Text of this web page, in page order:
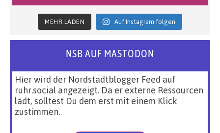
MEHR LADEN Auf Instagram folgen
NSB AUF MASTODON
Hier wird der Nordstadtblogger Feed auf
ruhr.social angezeigt. Da er externe Ressourcen
lädt, solltest Du dem erst mit einem Klick
zustimmen.